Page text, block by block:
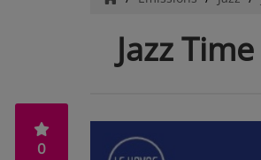
Jazz Time
0